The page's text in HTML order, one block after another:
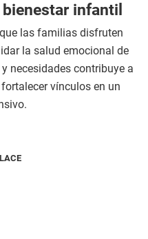
infantil
las familias disfruten
la salud emocional de
necesidades contribuye a
vínculos en un